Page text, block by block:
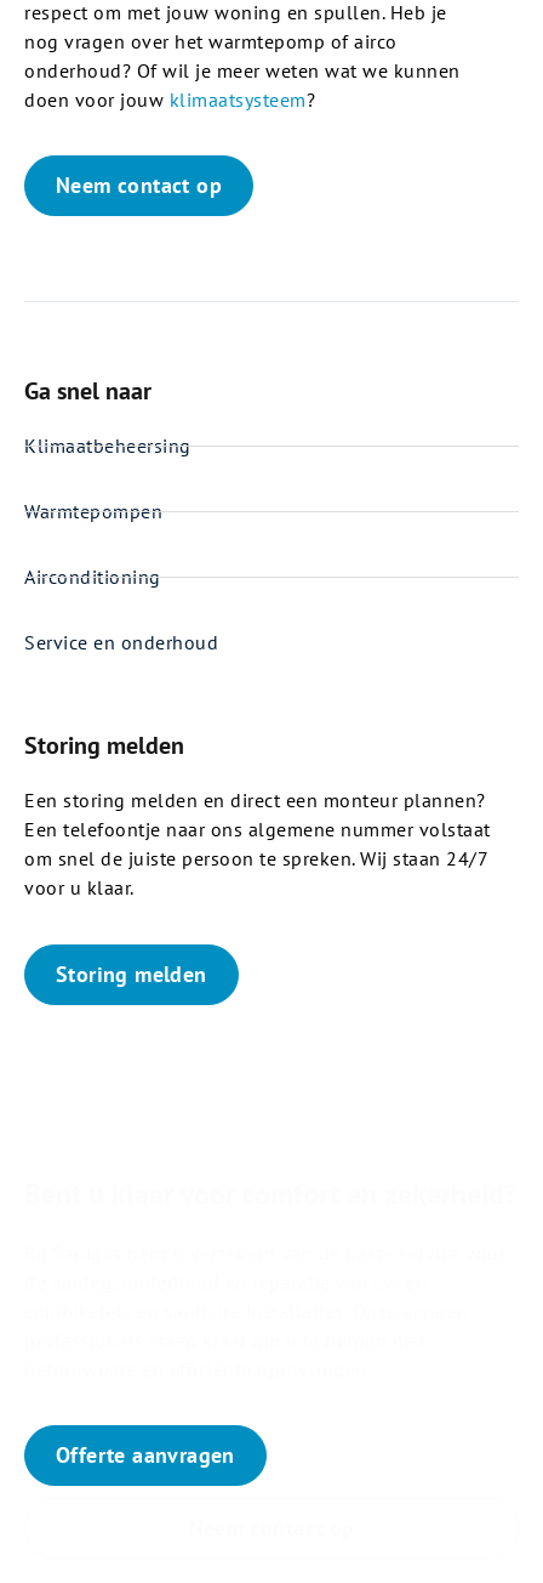
respect om met jouw woning en spullen. Heb je
nog vragen over het warmtepomp of airco
onderhoud? Of wil je meer weten wat we kunnen
doen voor jouw klimaatsysteem?
Neem contact op
Ga snel naar
Klimaatbeheersing
Warmtepompen
Airconditioning
Service en onderhoud
Storing melden
Een storing melden en direct een monteur plannen?
Een telefoontje naar ons algemene nummer volstaat
om snel de juiste persoon te spreken. Wij staan 24/7
voor u klaar.
Storing melden
Offerte aanvragen